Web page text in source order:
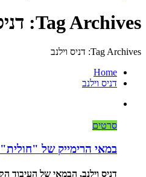
Tag Archives: דניס וילנב
Tag Archives: דניס וילנב
Home
דניס וילנב
סרטים
במאי הרימייק של
דניס וילנב, הבמאי של העיבוד